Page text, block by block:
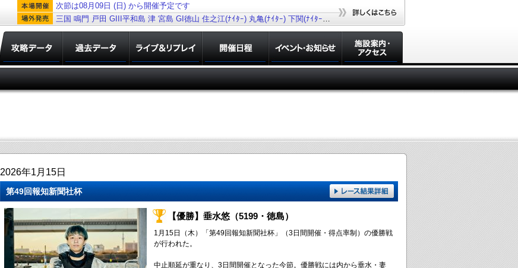
次節は08月09日 (日) から開催予定です
三国 鳴門 戸田 GIII平和島 津 宮島 GI徳山 住之江(ﾅｲﾀｰ) 丸亀(ﾅｲﾀｰ) 下関(ﾅｲﾀｰ) 若松(ﾅｲﾀｰ) 大村(ﾅｲﾀｰ)
2026年1月15日
第49回報知新聞社杯
【優勝】垂水悠（5199・徳島）
1月15日（木）「第49回報知新聞社杯」（3日間開催・得点率制）の優勝戦
が行われた。
中止順延が重なり、3日間開催となった今節。優勝戦には内から垂水・妻